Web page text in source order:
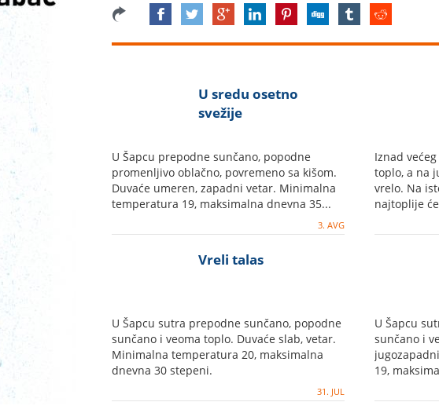
U sredu osetno
svežije
U Šapcu prepodne sunčano, popodne
promenljivo oblačno, povremeno sa kišom.
Duvaće umeren, zapadni vetar. Minimalna
temperatura 19, maksimalna dnevna 35...
3. AVG
Iznad
toplo, a na
vrelo. Na
najtoplije
Vreli talas
U Šapcu sutra prepodne sunčano, popodne
sunčano i veoma toplo. Duvaće slab, vetar.
Minimalna temperatura 20, maksimalna
dnevna 30 stepeni.
31. JUL
U Šapcu
sunčano i
19,